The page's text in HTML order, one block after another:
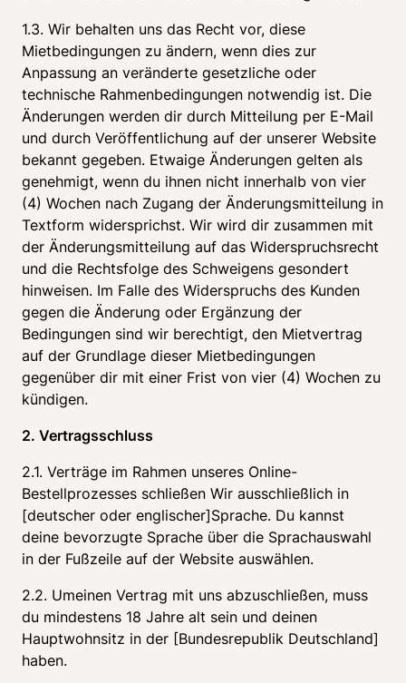
1.3. Wir behalten uns das Recht vor, diese
Mietbedingungen zu ändern, wenn dies zur
Anpassung an veränderte gesetzliche oder
technische Rahmenbedingungen notwendig ist. Die
Änderungen werden dir durch Mitteilung per E-Mail
und durch Veröffentlichung auf der unserer Website
bekannt gegeben. Etwaige Änderungen gelten als
genehmigt, wenn du ihnen nicht innerhalb von vier
(4) Wochen nach Zugang der Änderungsmitteilung in
Textform widersprichst. Wir wird dir zusammen mit
der Änderungsmitteilung auf das Widerspruchsrecht
und die Rechtsfolge des Schweigens gesondert
hinweisen. Im Falle des Widerspruchs des Kunden
gegen die Änderung oder Ergänzung der
Bedingungen sind wir berechtigt, den Mietvertrag
auf der Grundlage dieser Mietbedingungen
gegenüber dir mit einer Frist von vier (4) Wochen zu
kündigen.
2. Vertragsschluss
2.1. Verträge im Rahmen unseres Online-
Bestellprozesses schließen Wir ausschließlich in
[deutscher oder englischer]Sprache. Du kannst
deine bevorzugte Sprache über die Sprachauswahl
in der Fußzeile auf der Website auswählen.
2.2. Umeinen Vertrag mit uns abzuschließen, muss
du mindestens 18 Jahre alt sein und deinen
Hauptwohnsitz in der [Bundesrepublik Deutschland]
haben.